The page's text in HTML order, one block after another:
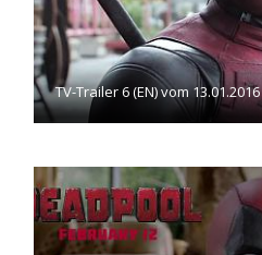
TV-Trailer 6 (EN) vom 13.01.2016